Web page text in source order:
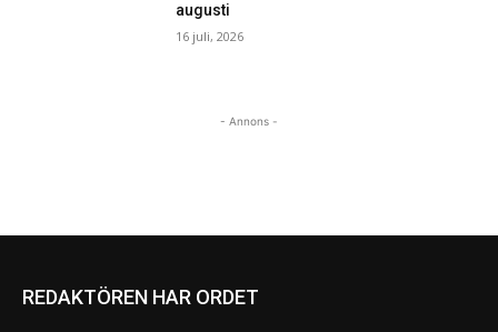
augusti
16 juli, 2026
- Annons -
REDAKTÖREN HAR ORDET